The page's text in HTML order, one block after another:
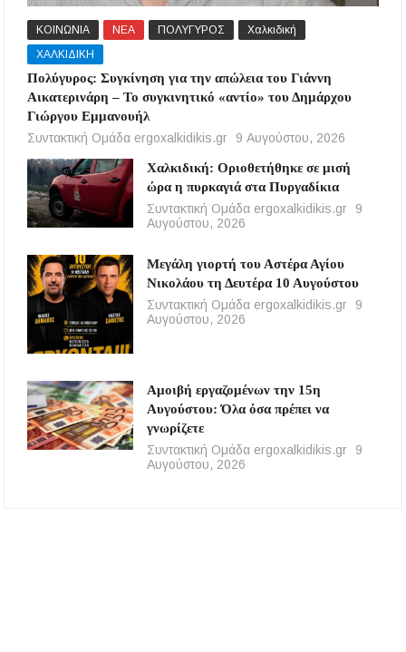
ΚΟΙΝΩΝΙΑ ΝΕΑ ΠΟΛΥΓΥΡΟΣ
Χαλκιδική
ΧΑΛΚΙΔΙΚΗ
Πολύγυρος: Συγκίνηση για την απώλεια του Γιάννη
Αικατερινάρη – Το συγκινητικό «αντίο» του Δημάρχου
Γιώργου Εμμανουήλ
Συντακτική Ομάδα ergoxalkidikis.gr
9 Αυγούστου, 2026
Χαλκιδική: Οριοθετήθηκε σε μισή
ώρα η πυρκαγιά στα Πυργαδίκια
Συντακτική Ομάδα ergoxalkidikis.gr
9
Αυγούστου, 2026
Μεγάλη γιορτή του Αστέρα Αγίου
Νικολάου τη Δευτέρα 10 Αυγούστου
Συντακτική Ομάδα ergoxalkidikis.gr
9
Αυγούστου, 2026
Αμοιβή εργαζομένων την 15η
Αυγούστου: Όλα όσα πρέπει να
γνωρίζετε
Συντακτική Ομάδα ergoxalkidikis.gr
9
Αυγούστου, 2026